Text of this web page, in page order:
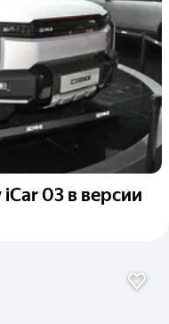
03 в версии